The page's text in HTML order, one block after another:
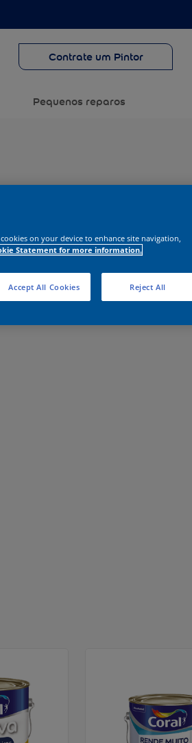
Contrate um Pintor
Pequenos reparos
on your device to enhance site navigation,
Statement for more information.
Reject All
Accept All Cookies